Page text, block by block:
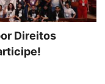
Direitos